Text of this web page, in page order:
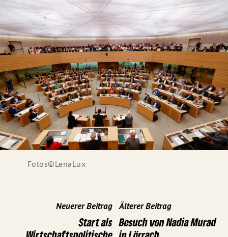
Fotos©LenaLux
Neuerer Beitrag
Start als
Älterer Beitrag
Besuch von Nadia Murad